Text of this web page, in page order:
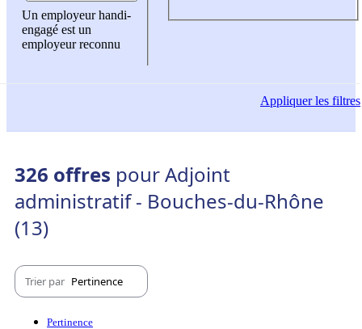
Un employeur handi-
engagé est un
employeur reconnu
Appliquerles filtres
326 offres pour Adjoint
administratif - Bouches-du-Rhône
(13)
Trier par Pertinence
Pertinence